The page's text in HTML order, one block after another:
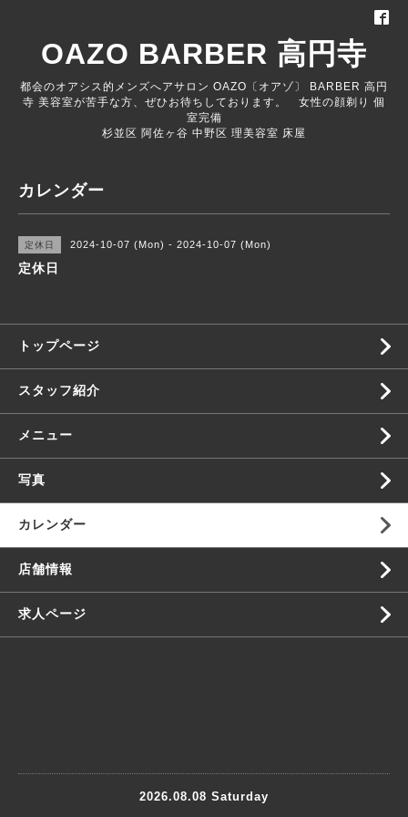
OAZO BARBER 高円寺
都会のオアシス的メンズへアサロン OAZO〔オアゾ〕 BARBER 高円
寺 美容室が苦手な方、ぜひお待ちしております。 女性の顔剃り 個
室完備
杉並区 阿佐ヶ谷 中野区 理美容室 床屋
カレンダー
定休日 2024-10-07 (Mon) - 2024-10-07 (Mon)
定休日
トップページ
スタッフ紹介
メニュー
写真
カレンダー
店舗情報
求人ページ
2026.08.08 Saturday